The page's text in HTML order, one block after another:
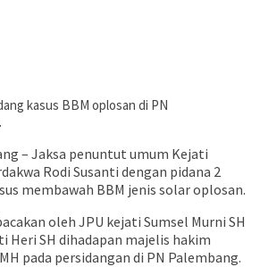
kasus BBM oplosan di PN
– Jaksa penuntut umum Kejati
Rodi Susanti dengan pidana 2
membawah BBM jenis solar oplosan.
oleh JPU kejati Sumsel Murni SH
Heri SH dihadapan majelis hakim
pada persidangan di PN Palembang.